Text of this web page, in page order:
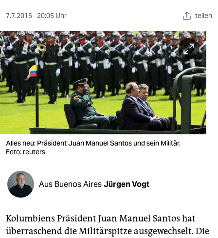
sport
berlin
nord
wahrheit
verlag
verlag
veranstaltungen
shop
unterstützen
7.7.2015 20:05 Uhr teilen
Alles neu: Präsident Juan Manuel Santos und sein Militär.
Foto: reuters
Aus Buenos AiresJürgen Vogt
Kolumbiens Präsident Juan Manuel Santos hat
überraschend die Militärspitze ausgewechselt. Die